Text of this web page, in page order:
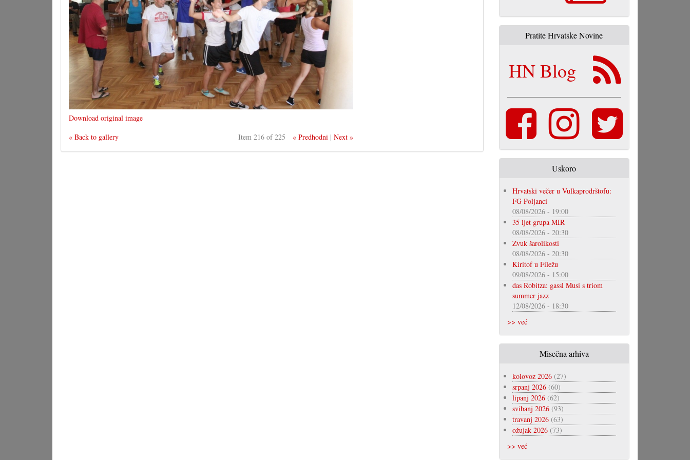
Download original image
« Back to gallery
Item 216 of 225 « Predhodni |Next »
Pratite Hrvatske Novine
HN Blog
Uskoro
Hrvatski večer u Vulkaprodrštofu:
FG Poljanci
08/08/2026 - 19:00
35 ljet grupa MIR
08/08/2026 - 20:30
Zvuk šarolikosti
08/08/2026 - 20:30
Kiritof u Filežu
09/08/2026 - 15:00
das Robitza: gassl Musi s triom
summer jazz
12/08/2026 - 18:30
>> već
Misečna arhiva
kolovoz 2026(27)
srpanj 2026(60)
lipanj 2026(62)
svibanj 2026(93)
travanj 2026(63)
ožujak 2026(73)
>> već